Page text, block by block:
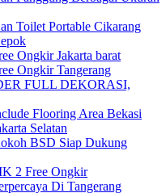
Toilet Portable Cikarang
Ongkir Jakarta barat
Ongkir Tangerang
FULL DEKORASI,
Flooring Area Bekasi
Selatan
BSD Siap Dukung
2 Free Ongkir
Di Tangerang